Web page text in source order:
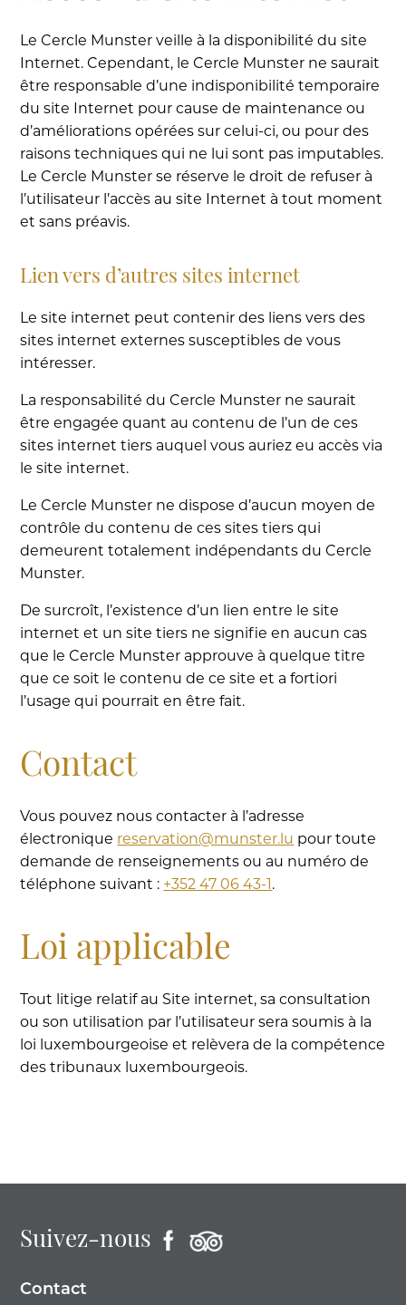
Le Cercle Munster veille à la disponibilité du site
Internet. Cependant, le Cercle Munster ne saurait
être responsable d’une indisponibilité temporaire
du site Internet pour cause de maintenance ou
d’améliorations opérées sur celui-ci, ou pour des
raisons techniques qui ne lui sont pas imputables.
Le Cercle Munster se réserve le droit de refuser à
l’utilisateur l’accès au site Internet à tout moment
et sans préavis.
Lien vers d’autres sites internet
Le site internet peut contenir des liens vers des
sites internet externes susceptibles de vous
intéresser.
La responsabilité du Cercle Munster ne saurait
être engagée quant au contenu de l’un de ces
sites internet tiers auquel vous auriez eu accès via
le site internet.
Le Cercle Munster ne dispose d’aucun moyen de
contrôle du contenu de ces sites tiers qui
demeurent totalement indépendants du Cercle
Munster.
De surcroît, l’existence d’un lien entre le site
internet et un site tiers ne signifie en aucun cas
que le Cercle Munster approuve à quelque titre
que ce soit le contenu de ce site et a fortiori
l’usage qui pourrait en être fait.
Contact
Vous pouvez nous contacter à l’adresse
électronique reservation@munster.lu pour toute
demande de renseignements ou au numéro de
téléphone suivant : +352 47 06 43-1.
Loi applicable
Tout litige relatif au Site internet, sa consultation
ou son utilisation par l’utilisateur sera soumis à la
loi luxembourgeoise et relèvera de la compétence
des tribunaux luxembourgeois.
Suivez-nous
Contact